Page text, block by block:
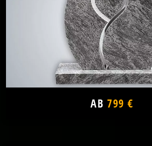
AB 799 €